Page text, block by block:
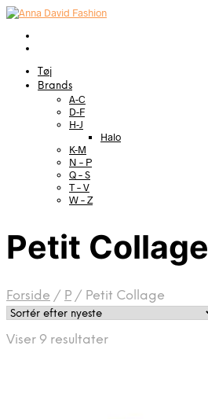
Tøj
Brands
A-C
D-F
H-J
Halo
K-M
N – P
Q – S
T – V
W – Z
Petit Collage
Forside / P / Petit Collage
Viser 9 resultaterSorteret